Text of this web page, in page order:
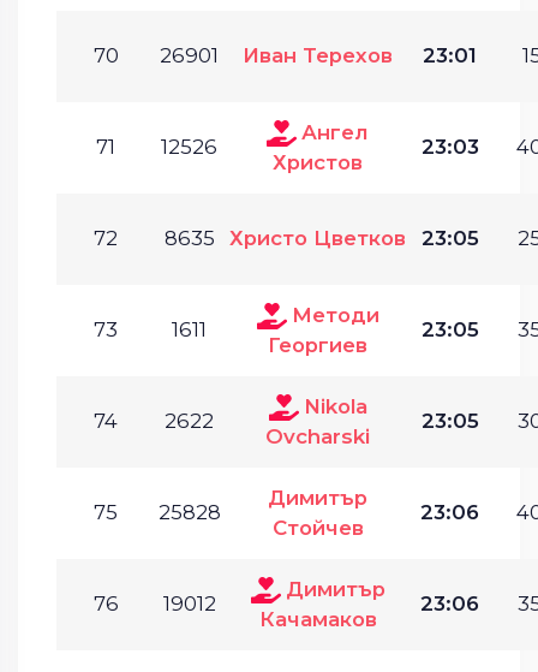
70 26901 Иван Терехов 23:01
71 12526
Ангел
Христов
23:03
72 8635 Христо Цветков 23:05
73 1611
Методи
Георгиев
23:05
74 2622
Nikola
Ovcharski
23:05
75 25828
Димитър
Стойчев
23:06
76 19012
Димитър
Качамаков
23:06